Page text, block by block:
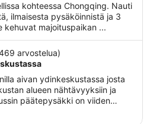
kohteessa Chongqing. Nauti
ilmaisesta pysäköinnistä ja 3
kehuvat majoituspaikan ...
arvostelua)
aivan ydinkeskustassa josta
alueen nähtävyyksiin ja
päätepysäkki on viiden
mikä tekee hotelliin pääsyn